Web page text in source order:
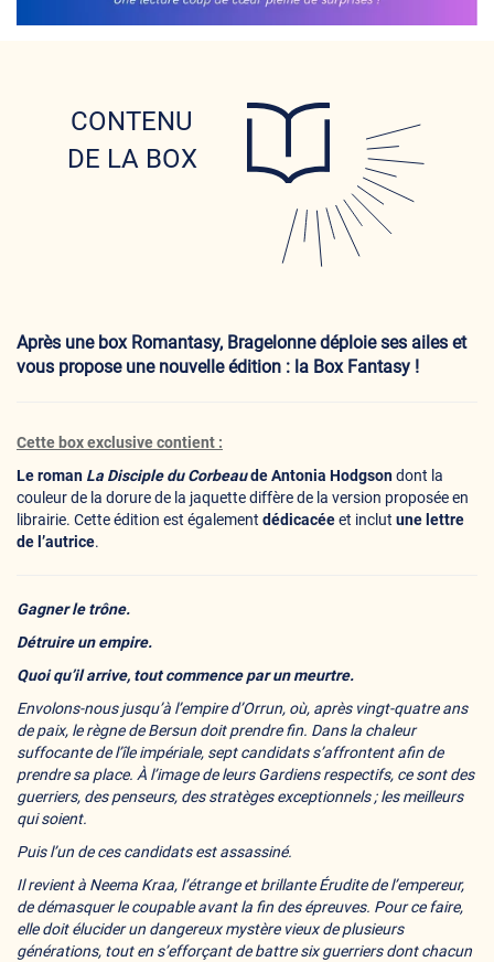
CONTENU
DE LA BOX
Après une box Romantasy, Bragelonne déploie ses ailes et
vous propose une nouvelle édition : la Box Fantasy !
Cette box exclusive contient :
Le roman La Disciple du Corbeaude Antonia Hodgsondont la
couleur de la dorure de la jaquette diffère de la version proposée en
librairie. Cette édition est également dédicacéeet inclut une lettre
de l’autrice.
Gagner le trône.
Détruire un empire.
Quoi qu’il arrive, tout commence par un meurtre.
Envolons-nous jusqu’à l’empire d’Orrun, où, après vingt-quatre ans
de paix, le règne de Bersun doit prendre fin. Dans la chaleur
suffocante de l’île impériale, sept candidats s’affrontent afin de
prendre sa place. À l’image de leurs Gardiens respectifs, ce sont des
guerriers, des penseurs, des stratèges exceptionnels ; les meilleurs
qui soient.
Puis l’un de ces candidats est assassiné.
Il revient à Neema Kraa, l’étrange et brillante Érudite de l’empereur,
de démasquer le coupable avant la fin des épreuves. Pour ce faire,
elle doit élucider un dangereux mystère vieux de plusieurs
générations, tout en s’efforçant de battre six guerriers dont chacun